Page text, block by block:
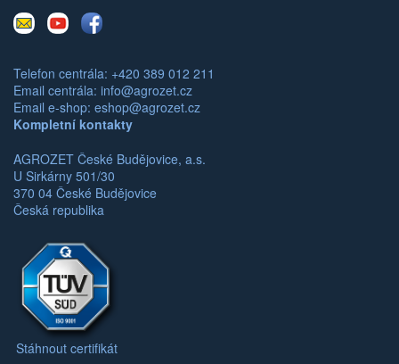
E-
mail
YoutubeFacebook
Telefon centrála: +420 389 012 211
Email centrála: info@agrozet.cz
Email e-shop: eshop@agrozet.cz
Kompletní kontakty
AGROZET České Budějovice, a.s.
U Sirkárny 501/30
370 04 České Budějovice
Česká republika
Stáhnout certifikát